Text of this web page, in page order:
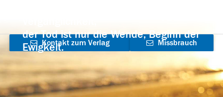
der Tod ist nur die Wende, Beginn der
Ewigkeit.
Kontakt zum Verlag
aufnehmen
Missbrauch